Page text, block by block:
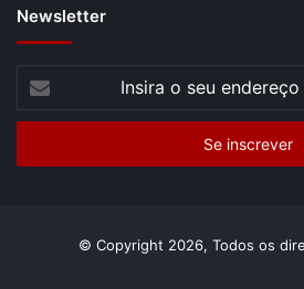
Newsletter
seu
de
© Copyright 2026, Todos os